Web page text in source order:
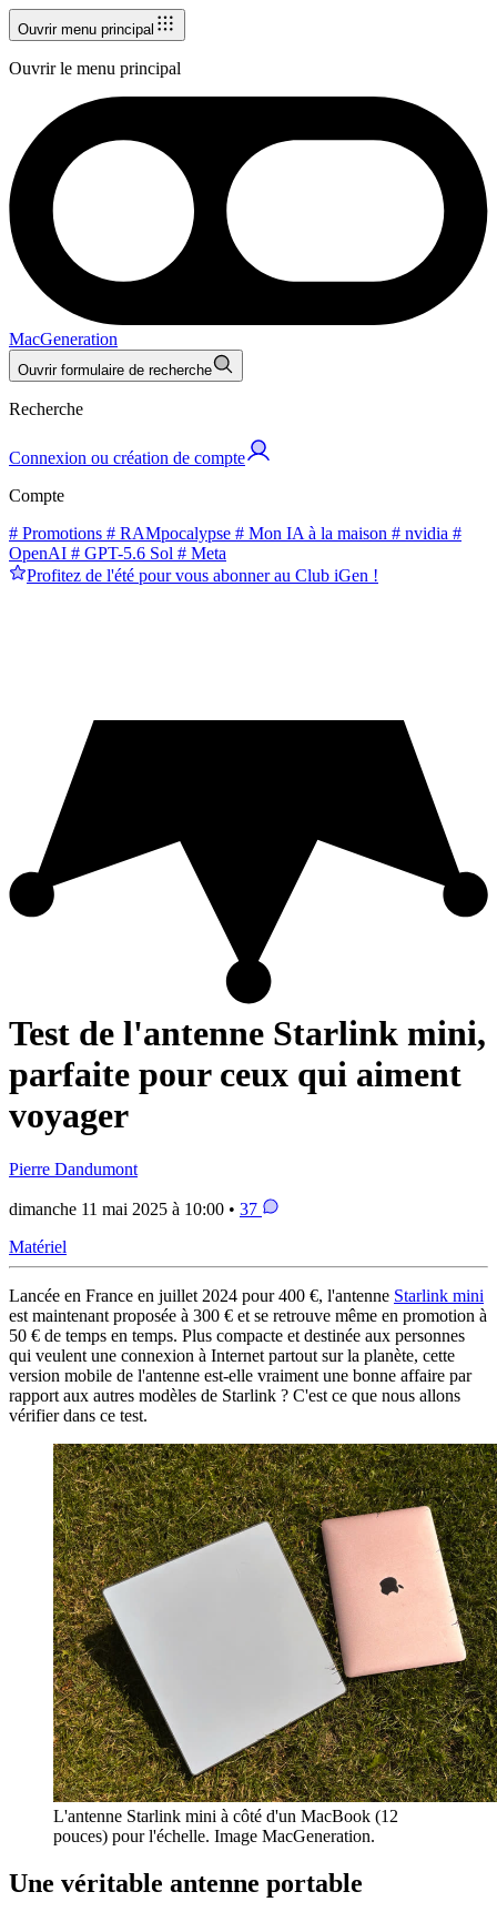
Ouvrir menu principal
Ouvrir le menu principal
MacGeneration
Ouvrir formulaire de recherche
Recherche
Connexion ou création de compte
Compte
# Promotions # RAMpocalypse # Mon IA à la maison # nvidia #
OpenAI # GPT-5.6 Sol # Meta
Profitez de l'été pour vous abonner au Club iGen !
Test de l'antenne Starlink mini,
parfaite pour ceux qui aiment
voyager
Pierre Dandumont
dimanche 11 mai 2025 à 10:00 • 37
Matériel
Lancée en France en juillet 2024 pour 400 €, l'antenne Starlink mini
est maintenant proposée à 300 € et se retrouve même en promotion à
50 € de temps en temps. Plus compacte et destinée aux personnes
qui veulent une connexion à Internet partout sur la planète, cette
version mobile de l'antenne est-elle vraiment une bonne affaire par
rapport aux autres modèles de Starlink ? C'est ce que nous allons
vérifier dans ce test.
L'antenne Starlink mini à côté d'un MacBook (12
pouces) pour l'échelle. Image MacGeneration.
Une véritable antenne portable